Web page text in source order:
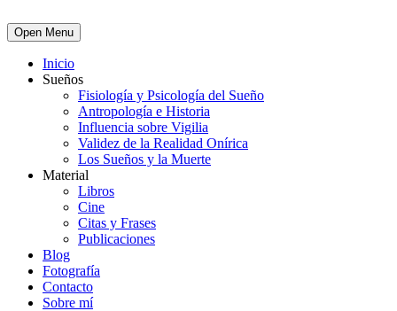
Open Menu
Inicio
Sueños
Fisiología y Psicología del Sueño
Antropología e Historia
Influencia sobre Vigilia
Validez de la Realidad Onírica
Los Sueños y la Muerte
Material
Libros
Cine
Citas y Frases
Publicaciones
Blog
Fotografía
Contacto
Sobre mí